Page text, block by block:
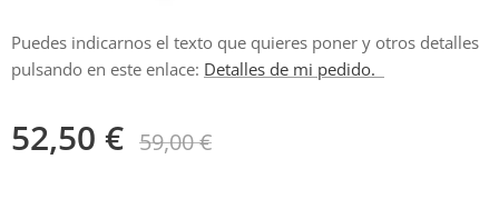
Puedes indicarnos el texto que quieres poner y otros detalles
pulsando en este enlace: Detalles de mi pedido.
52,50 € 59,00€